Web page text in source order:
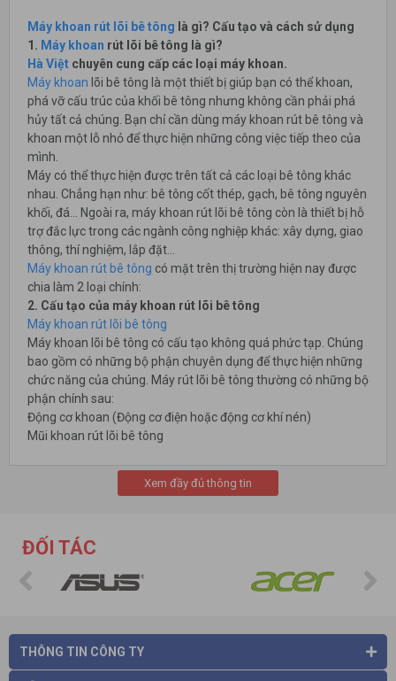
Máy khoan rút lõi bê tông là gì? Cấu tạo và cách sử dụng
1. Máy khoan rút lõi bê tông là gì?
Hà Việt chuyên cung cấp các loại máy khoan.
Máy khoan lõi bê tông là một thiết bị giúp bạn có thể khoan,
phá vỡ cấu trúc của khối bê tông nhưng không cần phải phá
hủy tất cả chúng. Bạn chỉ cần dùng máy khoan rút bê tông và
khoan một lỗ nhỏ để thực hiện những công việc tiếp theo của
mình.
Máy có thể thực hiện được trên tất cả các loại bê tông khác
nhau. Chẳng hạn như: bê tông cốt thép, gạch, bê tông nguyên
khối, đá… Ngoài ra, máy khoan rút lõi bê tông còn là thiết bị hỗ
trợ đắc lực trong các ngành công nghiệp khác: xây dựng, giao
thông, thí nghiệm, lắp đặt…
Máy khoan rút bê tông có mặt trên thị trường hiện nay được
chia làm 2 loại chính:
2. Cấu tạo của máy khoan rút lõi bê tông
Máy khoan rút lõi bê tông
Máy khoan lõi bê tông có cấu tạo không quá phức tạp. Chúng
bao gồm có những bộ phận chuyên dụng để thực hiện những
chức năng của chúng. Máy rút lõi bê tông thường có những bộ
phận chính sau:
Động cơ khoan (Động cơ điện hoặc động cơ khí nén)
Mũi khoan rút lõi bê tông
Xem đầy đủ thông tin
ĐỐI TÁC
THÔNG TIN CÔNG TY